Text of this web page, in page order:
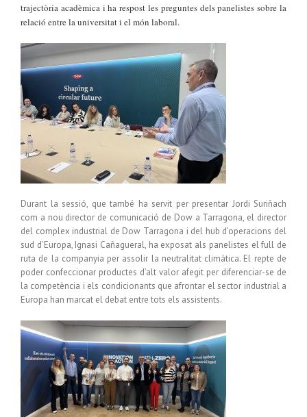
trajectòria acadèmica i ha respost les preguntes dels panelistes sobre la
relació entre la universitat i el món laboral.
Durant la sessió, que també ha servit per presentar Jordi Suriñach
com a nou director de comunicació de Dow a Tarragona, el director
del complex industrial de Dow Tarragona i del hub d’operacions del
sud d’Europa, Ignasi Cañagueral, ha exposat als panelistes el full de
ruta de la companyia per assolir la neutralitat climàtica. El repte de
poder confeccionar productes d’alt valor afegit per diferenciar-se de
la competència i els condicionants que afrontar el sector industrial a
Europa han marcat el debat entre tots els assistents.